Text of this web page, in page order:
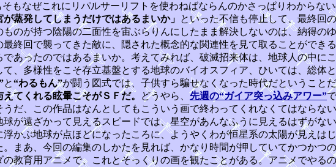
もなぜこれにリパルサーリフトを使わねばならんのかさっぱりわからな
蒸発してしまうだけではあるまいか」 といった不信も停止して、最終回
が持つ陰陽の二面性を宙ぶらりんにしたまま解決しないのは、納得の
最終回で襲ってきた敵に、隠された概念的な関連性を見て取ることができ
あったのではあるまいか。考えてみれば、破滅招来体は、地球人の中に
、多様性をこそ存立基盤とする地球のバイオスフィア、ひいては、総体
と“わるもん”が闘う図式では、子供すら騙せなくなった時代だということだ
えてくれる眩暈こそがＳＦだ。 どうやら、先週の“ガイア突っ込みアワー”
だ、この作品はなんとしてもこういう画で終わってくれなくてはならな
球が遠ざかって見えるスピードでは、星空があんなふうに見えるはずがな
かぶ地球が点ほどになったころに、ようやくわが恒星系の太陽が見えは
まあ、今回の編集のしかたを見れば、かなり時間が押していてかつかつ
教育用アニメで、これとそっくりの画を観たことがある。アニメでやる